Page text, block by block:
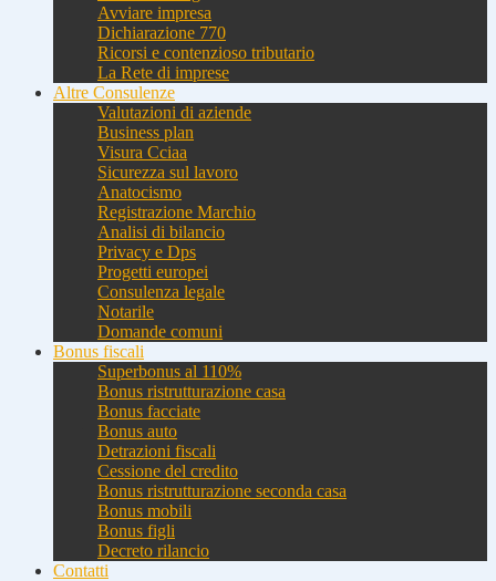
Avviare impresa
Dichiarazione 770
Ricorsi e contenzioso tributario
La Rete di imprese
Altre Consulenze
Valutazioni di aziende
Business plan
Visura Cciaa
Sicurezza sul lavoro
Anatocismo
Registrazione Marchio
Analisi di bilancio
Privacy e Dps
Progetti europei
Consulenza legale
Notarile
Domande comuni
Bonus fiscali
Superbonus al 110%
Bonus ristrutturazione casa
Bonus facciate
Bonus auto
Detrazioni fiscali
Cessione del credito
Bonus ristrutturazione seconda casa
Bonus mobili
Bonus figli
Decreto rilancio
Contatti